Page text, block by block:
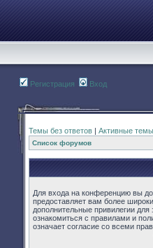
Регистрация Вход
Темы без ответов | Активные темы
Список форумов
Для входа на конференцию вы
предоставляет вам более
дополнительные привилегии
ознакомиться с правилами и
означает согласие со всеми